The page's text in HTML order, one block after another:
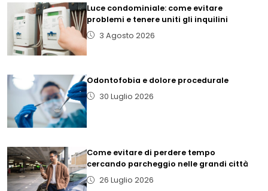
Luce condominiale: come evitare
problemi e tenere uniti gli inquilini
3 Agosto 2026
Odontofobia e dolore procedurale
30 Luglio 2026
Come evitare di perdere tempo
cercando parcheggio nelle grandi città
26 Luglio 2026